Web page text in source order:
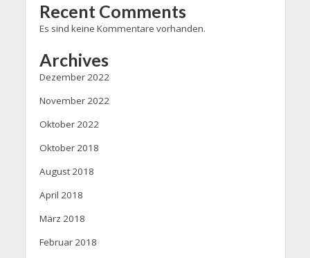
Recent Comments
Es sind keine Kommentare vorhanden.
Archives
Dezember 2022
November 2022
Oktober 2022
Oktober 2018
August 2018
April 2018
März 2018
Februar 2018